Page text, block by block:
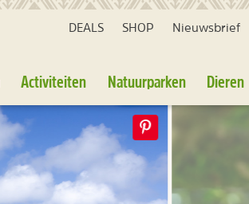
DEALS SHOP Nieuwsbrief
Activiteiten Natuurparken Dieren